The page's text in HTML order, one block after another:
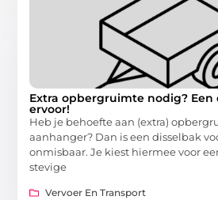
Extra opbergruimte nodig? Een
ervoor!
Heb je behoefte aan (extra)
aanhanger? Dan is een disselbak
onmisbaar. Je kiest hiermee voor
stevige
Vervoer En Transport